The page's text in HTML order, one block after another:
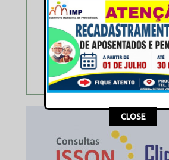
This popup will close in:
CLOSE